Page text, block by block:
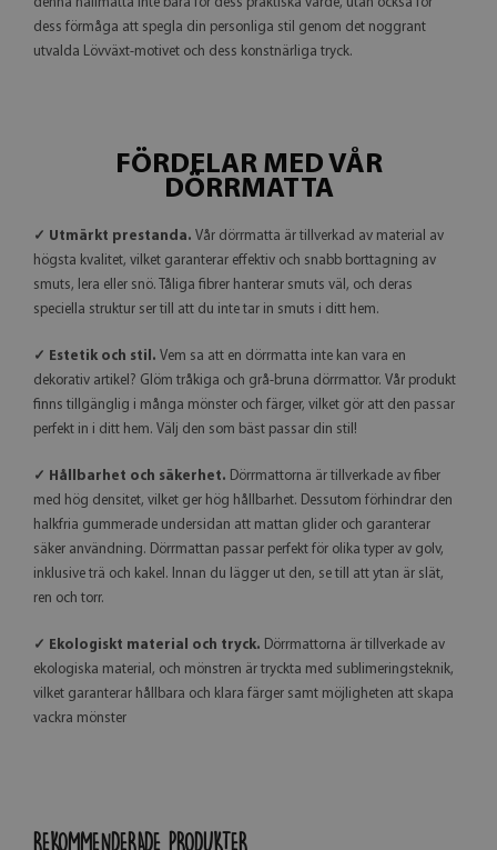
dess förmåga att spegla din personliga stil genom det noggrant
utvalda Lövväxt-motivet och dess konstnärliga tryck.
FÖRDELAR MED VÅR
DÖRRMATTA
✓ Utmärkt prestanda. Vår dörrmatta är tillverkad av material av
högsta kvalitet, vilket garanterar effektiv och snabb borttagning av
smuts, lera eller snö. Tåliga fibrer hanterar smuts väl, och deras
speciella struktur ser till att du inte tar in smuts i ditt hem.
✓ Estetik och stil. Vem sa att en dörrmatta inte kan vara en
dekorativ artikel? Glöm tråkiga och grå-bruna dörrmattor. Vår produkt
finns tillgänglig i många mönster och färger, vilket gör att den passar
perfekt in i ditt hem. Välj den som bäst passar din stil!
✓ Hållbarhet och säkerhet.
Dörrmattorna är tillverkade av fiber
med hög densitet, vilket ger hög hållbarhet. Dessutom förhindrar den
halkfria gummerade undersidan att mattan glider och garanterar
säker användning. Dörrmattan passar perfekt för olika typer av golv,
inklusive trä och kakel. Innan du lägger ut den, se till att ytan är slät,
ren och torr.
✓ Ekologiskt material och tryck.
Dörrmattorna är tillverkade av
ekologiska material, och mönstren är tryckta med sublimeringsteknik,
vilket garanterar hållbara och klara färger samt möjligheten att skapa
vackra mönster
REKOMMENDERADE PRODUKTER